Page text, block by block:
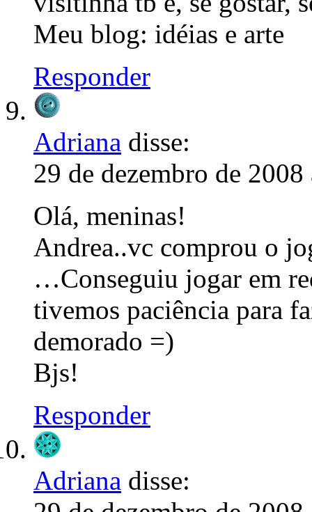
Meu blog: idéias e arte
Responder
Adriana disse:
29 de dezembro de 2008
Olá, meninas!
Andrea..vc comprou o
…Conseguiu jogar em
tivemos paciência para
demorado =)
Bjs!
Responder
Adriana disse: